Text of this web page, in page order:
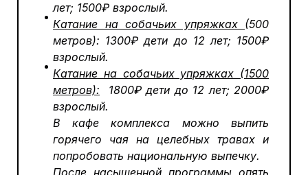
лет; 1500₽ взрослый.
Катание на собачьих упряжках (500
метров): 1300₽ дети до 12 лет; 1500₽
взрослый.
Катание на собачьих упряжках (1500
метров): 1800₽ дети до 12 лет; 2000₽
взрослый.
В кафе комплекса можно выпить
горячего чая на целебных травах и
попробовать национальную выпечку.